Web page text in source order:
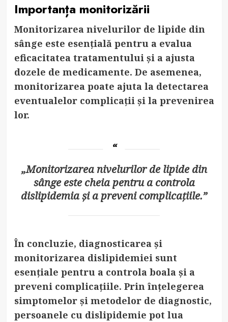
Importanța monitorizării
Monitorizarea nivelurilor de lipide din
sânge este esențială pentru a evalua
eficacitatea tratamentului și a ajusta
dozele de medicamente. De asemenea,
monitorizarea poate ajuta la detectarea
eventualelor complicații și la prevenirea
lor.
„Monitorizarea nivelurilor de lipide din
sânge este cheia pentru a controla
dislipidemia și a preveni complicațiile.”
În concluzie, diagnosticarea și
monitorizarea dislipidemiei sunt
esențiale pentru a controla boala și a
preveni complicațiile. Prin înțelegerea
simptomelor și metodelor de diagnostic,
persoanele cu dislipidemie pot lua